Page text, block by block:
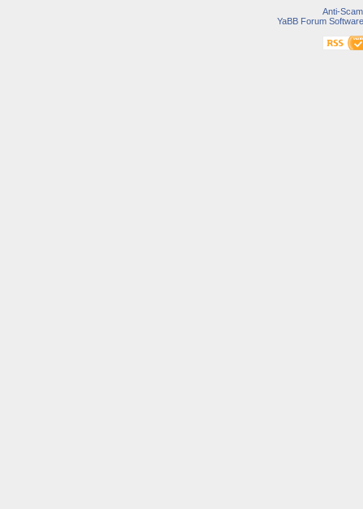
Anti-Scam
YaBB Forum Software